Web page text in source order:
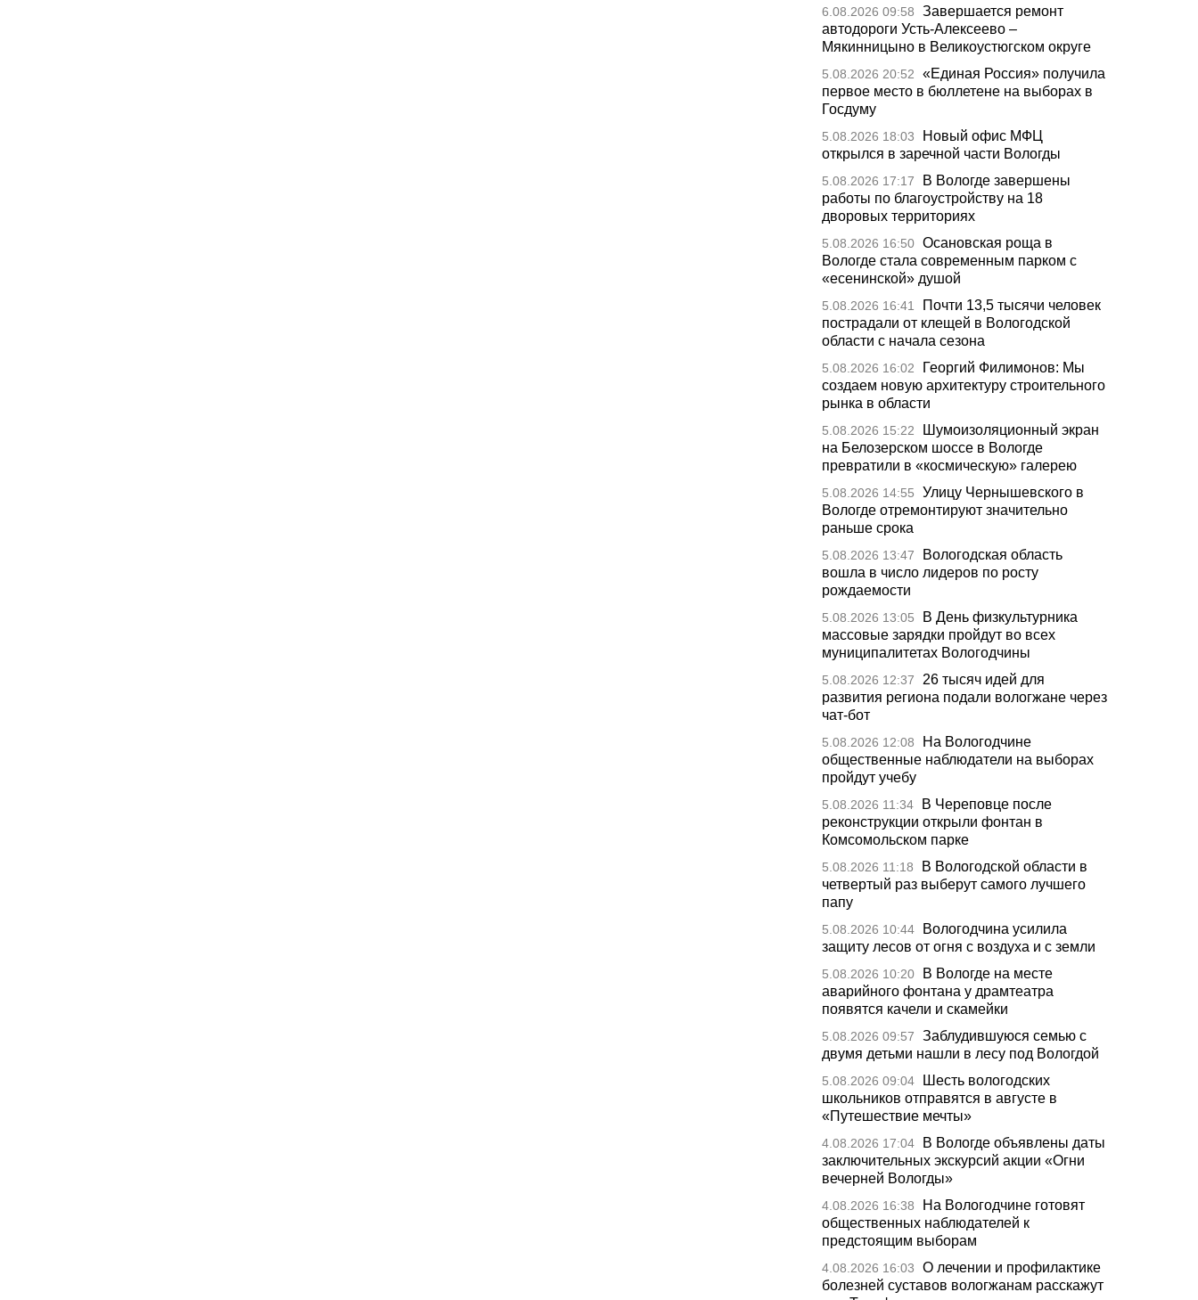
6.08.2026 09:58
Завершается ремонт
автодороги Усть-Алексеево –
Мякинницыно в Великоустюгском округе
5.08.2026 20:52
«Единая Россия» получила
первое место в бюллетене на выборах в
Госдуму
5.08.2026 18:03
Новый офис МФЦ
открылся в заречной части Вологды
5.08.2026 17:17
В Вологде завершены
работы по благоустройству на 18
дворовых территориях
5.08.2026 16:50 Осановская роща в
Вологде стала современным парком с
«есенинской» душой
5.08.2026 16:41
Почти 13,5 тысячи человек
пострадали от клещей в Вологодской
области с начала сезона
5.08.2026 16:02
Георгий Филимонов: Мы
создаем новую архитектуру строительного
рынка в области
5.08.2026 15:22
Шумоизоляционный экран
на Белозерском шоссе в Вологде
превратили в «космическую» галерею
5.08.2026 14:55
Улицу Чернышевского в
Вологде отремонтируют значительно
раньше срока
5.08.2026 13:47
Вологодская область
вошла в число лидеров по росту
рождаемости
5.08.2026 13:05
В День физкультурника
массовые зарядки пройдут во всех
муниципалитетах Вологодчины
5.08.2026 12:37
26 тысяч идей для
развития региона подали вологжане через
чат-бот
5.08.2026 12:08
На Вологодчине
общественные наблюдатели на выборах
пройдут учебу
5.08.2026 11:34
В Череповце после
реконструкции открыли фонтан в
Комсомольском парке
5.08.2026 11:18
В Вологодской области в
четвертый раз выберут самого лучшего
папу
5.08.2026 10:44
Вологодчина усилила
защиту лесов от огня с воздуха и с земли
5.08.2026 10:20
В Вологде на месте
аварийного фонтана у драмтеатра
появятся качели и скамейки
5.08.2026 09:57
Заблудившуюся семью с
двумя детьми нашли в лесу под Вологдой
5.08.2026 09:04
Шесть вологодских
школьников отправятся в августе в
«Путешествие мечты»
4.08.2026 17:04
В Вологде объявлены даты
заключительных экскурсий акции «Огни
вечерней Вологды»
4.08.2026 16:38
На Вологодчине готовят
общественных наблюдателей к
предстоящим выборам
4.08.2026 16:03
О лечении и профилактике
болезней суставов вологжанам расскажут